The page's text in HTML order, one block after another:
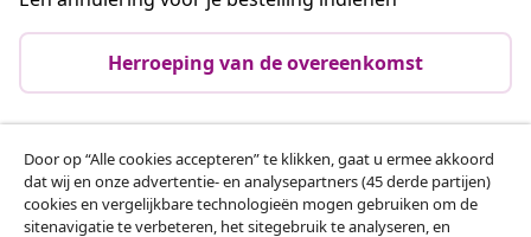
Herroeping van de overeenkomst
Klantenservice
Door op “Alle cookies accepteren” te klikken, gaat u ermee akkoord
dat wij en onze advertentie- en analysepartners (45 derde partijen)
cookies en vergelijkbare technologieën mogen gebruiken om de
sitenavigatie te verbeteren, het sitegebruik te analyseren, en